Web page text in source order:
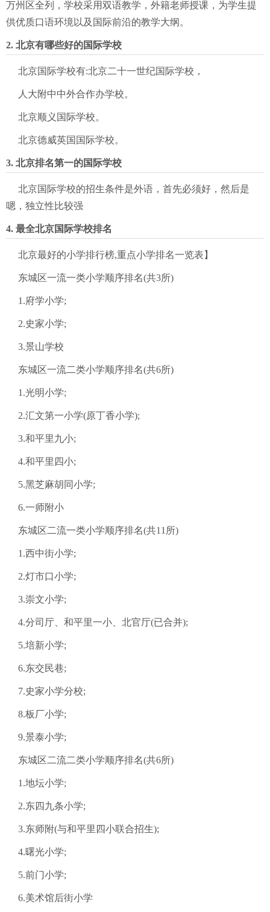
万州区全列，学校采用双语教学，外籍老师授课，为学生提
供优质口语环境以及国际前沿的教学大纲。
2. 北京有哪些好的国际学校
北京国际学校有:北京二十一世纪国际学校，
人大附中中外合作办学校。
北京顺义国际学校。
北京德威英国国际学校。
3. 北京排名第一的国际学校
北京国际学校的招生条件是外语，首先必须好，然后是
嗯，独立性比较强
4. 最全北京国际学校排名
北京最好的小学排行榜,重点小学排名一览表】
东城区一流一类小学顺序排名(共3所)
1.府学小学;
2.史家小学;
3.景山学校
东城区一流二类小学顺序排名(共6所)
1.光明小学;
2.汇文第一小学(原丁香小学);
3.和平里九小;
4.和平里四小;
5.黑芝麻胡同小学;
6.一师附小
东城区二流一类小学顺序排名(共11所)
1.西中街小学;
2.灯市口小学;
3.崇文小学;
4.分司厅、和平里一小、北官厅(已合并);
5.培新小学;
6.东交民巷;
7.史家小学分校;
8.板厂小学;
9.景泰小学;
东城区二流二类小学顺序排名(共6所)
1.地坛小学;
2.东四九条小学;
3.东师附(与和平里四小联合招生);
4.曙光小学;
5.前门小学;
6.美术馆后街小学